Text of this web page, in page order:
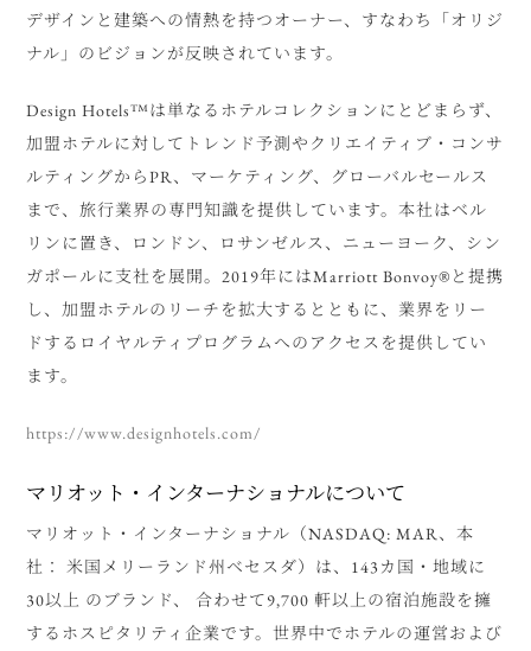
デザインと建築への情熱を持つオーナー、すなわち「オリジ
ナル」のビジョンが反映されています。
Design Hotels™は単なるホテルコレクションにとどまらず、
加盟ホテルに対してトレンド予測やクリエイティブ・コンサ
ルティングからPR、マーケティング、グローバルセールス
まで、旅行業界の専門知識を提供しています。本社はベル
リンに置き、ロンドン、ロサンゼルス、ニューヨーク、シン
ガポールに支社を展開。2019年にはMarriott Bonvoy®と提携
し、加盟ホテルのリーチを拡大するとともに、業界をリー
ドするロイヤルティプログラムへのアクセスを提供してい
ます。
https://www.designhotels.com/
マリオット・インターナショナルについて
マリオット・インターナショナル（NASDAQ: MAR、本
社： 米国メリーランド州ベセスダ）は、143カ国・地域に
30以上 のブランド、 合わせて9,700 軒以上の宿泊施設を擁
するホスピタリティ企業です。世界中でホテルの運営および